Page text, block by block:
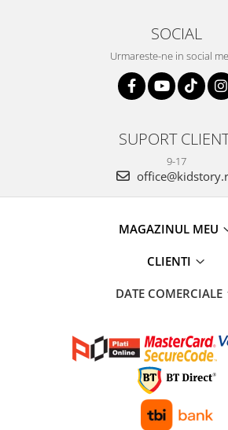
SOCIAL
Urmareste-ne in social
SUPORT
9-17
MAGAZINUL MEU
CLIENTI
DATE COMERCIALE